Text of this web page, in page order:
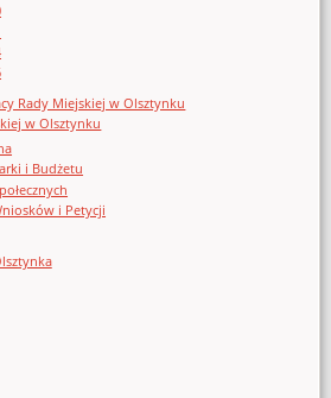
Rady Miejskiej w Olsztynku
w Olsztynku
i Budżetu
i Petycji